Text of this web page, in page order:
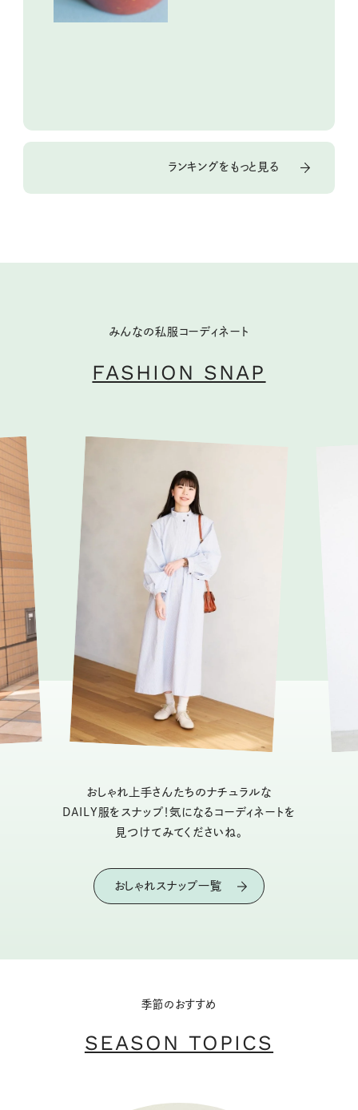
ランキングをもっと見る
みんなの私服コーディネート
FASHION SNAP
おしゃれ上手さんたちのナチュラルな
DAILY服をスナップ！気になるコーディネートを
見つけてみてくださいね。
おしゃれスナップ一覧
季節のおすすめ
SEASON TOPICS